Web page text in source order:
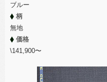
ブルー
柄
無地
価格
\141,900〜